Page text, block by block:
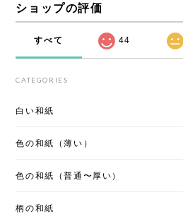
ショップの評価
すべて 44
CATEGORIES
白い和紙
色の和紙（薄い）
色の和紙（普通〜厚い）
柄の和紙